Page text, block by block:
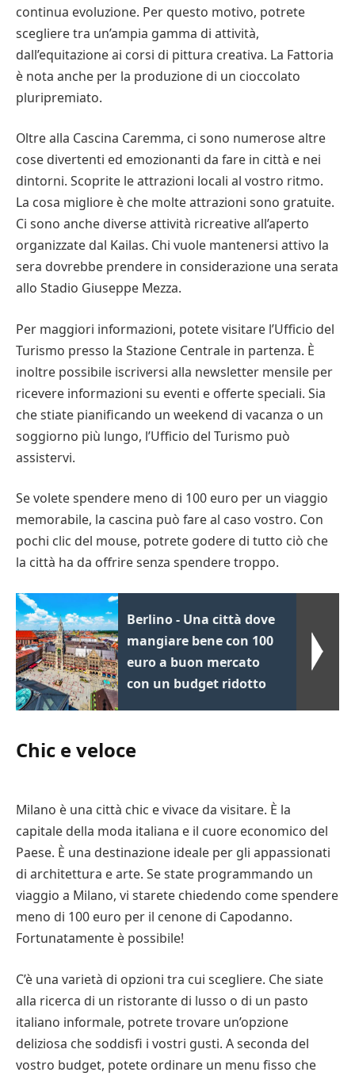
continua evoluzione. Per questo motivo, potrete
scegliere tra un’ampia gamma di attività,
dall’equitazione ai corsi di pittura creativa. La Fattoria
è nota anche per la produzione di un cioccolato
pluripremiato.
Oltre alla Cascina Caremma, ci sono numerose altre
cose divertenti ed emozionanti da fare in città e nei
dintorni. Scoprite le attrazioni locali al vostro ritmo.
La cosa migliore è che molte attrazioni sono gratuite.
Ci sono anche diverse attività ricreative all’aperto
organizzate dal Kailas. Chi vuole mantenersi attivo la
sera dovrebbe prendere in considerazione una serata
allo Stadio Giuseppe Mezza.
Per maggiori informazioni, potete visitare l’Ufficio del
Turismo presso la Stazione Centrale in partenza. È
inoltre possibile iscriversi alla newsletter mensile per
ricevere informazioni su eventi e offerte speciali. Sia
che stiate pianificando un weekend di vacanza o un
soggiorno più lungo, l’Ufficio del Turismo può
assistervi.
Se volete spendere meno di 100 euro per un viaggio
memorabile, la cascina può fare al caso vostro. Con
pochi clic del mouse, potrete godere di tutto ciò che
la città ha da offrire senza spendere troppo.
Berlino - Una città dove
mangiare bene con 100
euro a buon mercato
con un budget ridotto
Chic e veloce
Milano è una città chic e vivace da visitare. È la
capitale della moda italiana e il cuore economico del
Paese. È una destinazione ideale per gli appassionati
di architettura e arte. Se state programmando un
viaggio a Milano, vi starete chiedendo come spendere
meno di 100 euro per il cenone di Capodanno.
Fortunatamente è possibile!
C’è una varietà di opzioni tra cui scegliere. Che siate
alla ricerca di un ristorante di lusso o di un pasto
italiano informale, potrete trovare un’opzione
deliziosa che soddisfi i vostri gusti. A seconda del
vostro budget, potete ordinare un menu fisso che